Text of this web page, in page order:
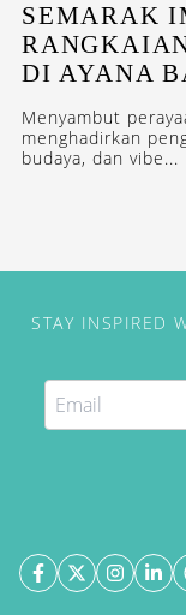
SEMARAK
DI AYANA
Menyambut
menghadirkan
budaya, dan vibe...
STAY INSPIRED